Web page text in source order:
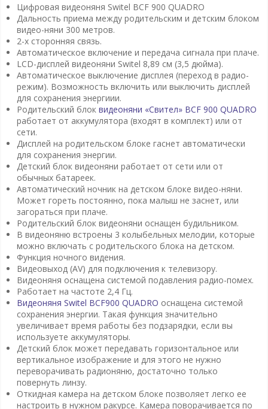
Цифровая видеоняня Switel BCF 900 QUADRO
Дальность приема между родительским и детским блоком
видео-няни 300 метров.
2-х сторонняя связь.
Автоматическое включение и передача сигнала при плаче.
LCD-дисплей видеоняни Switel 8,89 см (3,5 дюйма).
Автоматическое выключение дисплея (переход в радио-
режим). Возможность включить или выключить дисплей
для сохранения энергиии.
Родительский блок видеоняни «Свител» BCF 900 QUADRO
работает от аккумулятора (входят в комплект) или от
сети.
Дисплей на родительском блоке гаснет автоматически
для сохранения энергии.
Детский блок видеоняни работает от сети или от
обычных батареек.
Автоматический ночник на детском блоке видео-няни.
Может гореть постоянно, пока малыш не заснет, или
загораться при плаче.
Родительский блок видеоняни оснащен будильником.
В видеоняню встроены 3 колыбельных мелодии, которые
можно включать с родительского блока на детском.
Функция ночного видения.
Видеовыход (AV) для подключения к телевизору.
Видеоняня оснащена системой подавления радио-помех.
Работает на частоте 2,4 Гц.
Видеоняня Switel BCF900 QUADRO оснащена системой
сохранения энергии. Такая функция значительно
увеличивает время работы без подзарядки, если вы
используете аккумуляторы.
Детский блок может передавать горизонтальное или
вертикальное изображение и для этого не нужно
переворачивать радионяню, достаточно только
повернуть линзу.
Откидная камера на детском блоке позволяет легко ее
настроить в нужном ракурсе. Камера поворачивается по